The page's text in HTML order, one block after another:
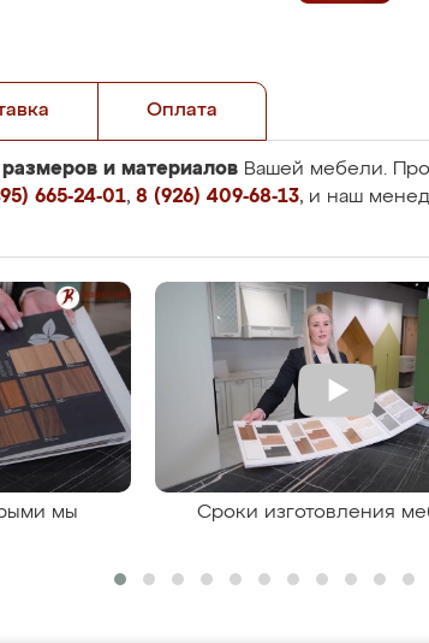
Оплата
размеров и материалов Вашей мебели.
665-24-01, 8 (926) 409-68-13, и наш
мы
Сроки изготовления